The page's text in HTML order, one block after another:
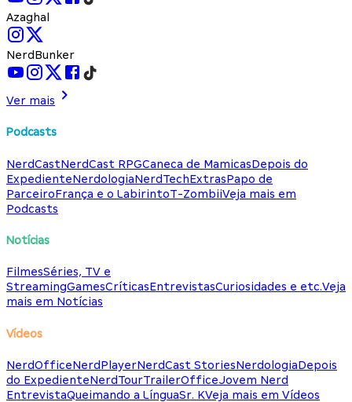
Azaghal
NerdBunker
Ver mais
Podcasts
NerdCastNerdCast RPGCaneca de MamicasDepois do
ExpedienteNerdologiaNerdTechExtrasPapo de
ParceiroFrança e o LabirintoT-ZombiiVeja mais em
Podcasts
Notícias
FilmesSéries, TV e
StreamingGamesCríticasEntrevistasCuriosidades e etc.Veja
mais em Notícias
Vídeos
NerdOfficeNerdPlayerNerdCast StoriesNerdologiaDepois
do ExpedienteNerdTourTrailerOfficeJovem Nerd
EntrevistaQueimando a LínguaSr. KVeja mais em Vídeos